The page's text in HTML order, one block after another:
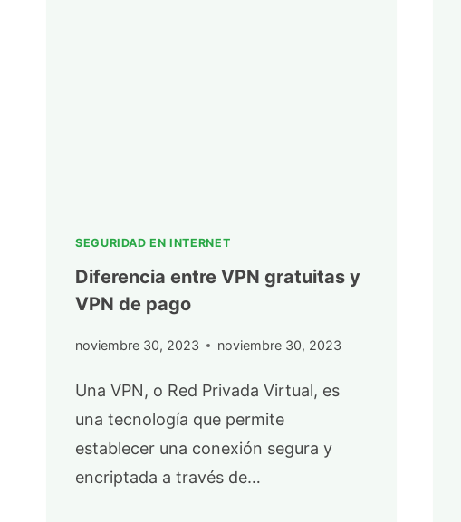
SEGURIDAD EN INTERNET
Diferencia entre VPN gratuitas y
VPN de pago
noviembre 30, 2023 noviembre 30, 2023
Una VPN, o Red Privada Virtual, es
una tecnología que permite
establecer una conexión segura y
encriptada a través de…